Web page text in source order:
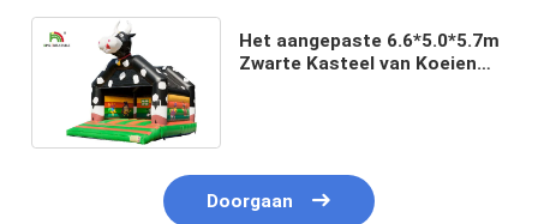
Het aangepaste 6.6*5.0*5.7m
Zwarte Kasteel van Koeien
Doorgaan